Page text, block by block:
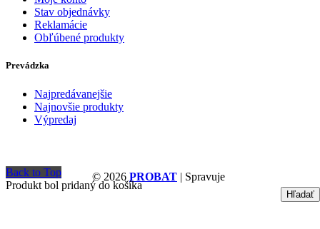
Stav objednávky
Reklamácie
Obľúbené produkty
Prevádzka
Najpredávanejšie
Najnovšie produkty
Výpredaj
© 2026 PROBAT | Spravuje
Back to Top
Produkt bol pridaný do košíka